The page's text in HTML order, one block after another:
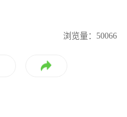
浏览量：50066